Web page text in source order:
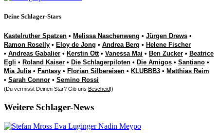
Deine Schlager-Stars
Kastelruther Spatzen • Melissa Naschenweng • Jürgen Drews •
Ramon Roselly • Eloy de Jong • Andrea Berg • Helene Fischer
• Andreas Gabalier • Kerstin Ott• Vanessa Mai • Ben Zucker • Beatrice
Egli • Roland Kaiser • Die Schlagerpiloten • Die Amigos • Santiano •
Mia Julia• Fantasy • Florian Silbereisen • KLUBBB3 • Matthias Reim
• Sarah Connor • Semino Rossi
(Du vermisst Deinen Star? Gib uns Bescheid!)
Weitere Schlager-News